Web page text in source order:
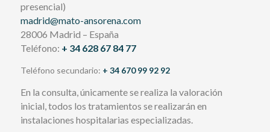
presencial)
madrid@mato-ansorena.com
28006 Madrid – España
Teléfono: + 34 628 67 84 77
Teléfono secundario: + 34 670 99 92 92
En la consulta, únicamente se realiza la valoración
inicial, todos los tratamientos se realizarán en
instalaciones hospitalarias especializadas.